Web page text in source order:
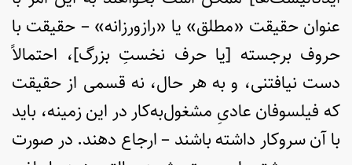
عنوان حقیقت «مطلق» یا «رازورزانه» – حقیقت با
حروف برجسته [یا حرف نخستِ بزرگ]، احتمالاً
دست نیافتنی، و به هر حال، نه قسمی از حقیقت
که فیلسوفان عادیِ مشغول‌به‌کار در این زمینه، باید
با آن سروکار داشته باشند – ارجاع دهند. در صورت